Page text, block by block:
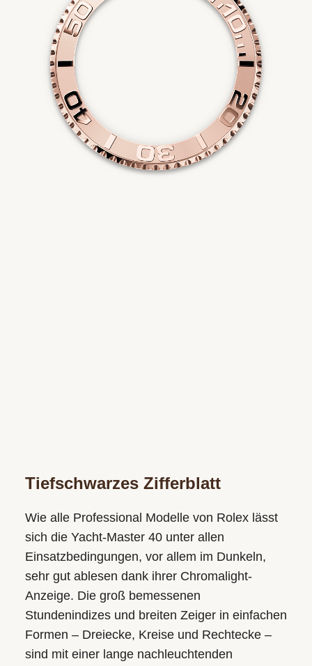
Tiefschwarzes Zifferblatt
Wie alle Professional Modelle von Rolex lässt
sich die Yacht-Master 40 unter allen
Einsatzbedingungen, vor allem im Dunkeln,
sehr gut ablesen dank ihrer Chromalight-
Anzeige. Die groß bemessenen
Stundenindizes und breiten Zeiger in einfachen
Formen – Dreiecke, Kreise und Rechtecke –
sind mit einer lange nachleuchtenden